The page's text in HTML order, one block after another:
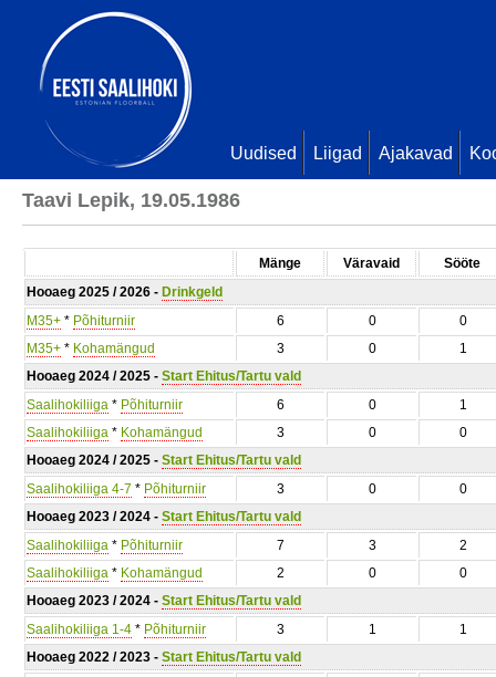
Uudised Liigad Ajakavad
Taavi Lepik, 19.05.1986
Mänge Väravaid
Sööte
Hooaeg 2025 / 2026 - Drinkgeld
M35+ * Põhiturniir 6 0
0
M35+ * Kohamängud 3 0
1
Hooaeg 2024 / 2025 - Start Ehitus/Tartu vald
Saalihokiliiga * Põhiturniir 6 0
1
Saalihokiliiga * Kohamängud 3 0
0
Hooaeg 2024 / 2025 - Start Ehitus/Tartu vald
Saalihokiliiga 4-7 * Põhiturniir 3 0
0
Hooaeg 2023 / 2024 - Start Ehitus/Tartu vald
Saalihokiliiga * Põhiturniir 7 3
2
Saalihokiliiga * Kohamängud 2 0
0
Hooaeg 2023 / 2024 - Start Ehitus/Tartu vald
Saalihokiliiga 1-4 * Põhiturniir 3 1
1
Hooaeg 2022 / 2023 - Start Ehitus/Tartu vald